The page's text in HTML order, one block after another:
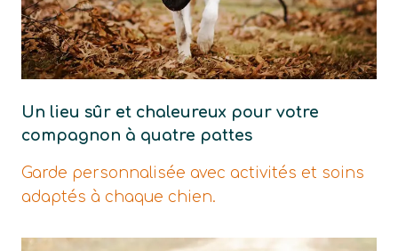
Un lieu sûr et chaleureux pour votre
compagnon à quatre pattes
Garde personnalisée avec activités et soins
adaptés à chaque chien.